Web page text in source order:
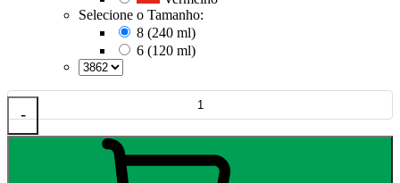
Selecione o Tamanho:
8 (240 ml)
6 (120 ml)
-